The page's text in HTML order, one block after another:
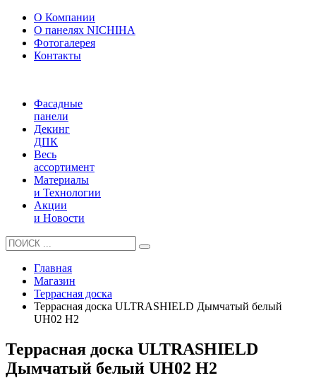
О Компании
О панелях NICHIHA
Фотогалерея
Контакты
Фасадные
панели
Декинг
ДПК
Весь
ассортимент
Материалы
и Технологии
Акции
и Новости
Главная
Магазин
Террасная доска
Террасная доска ULTRASHIELD Дымчатый белый
UH02 H2
Террасная доска ULTRASHIELD
Дымчатый белый UH02 H2